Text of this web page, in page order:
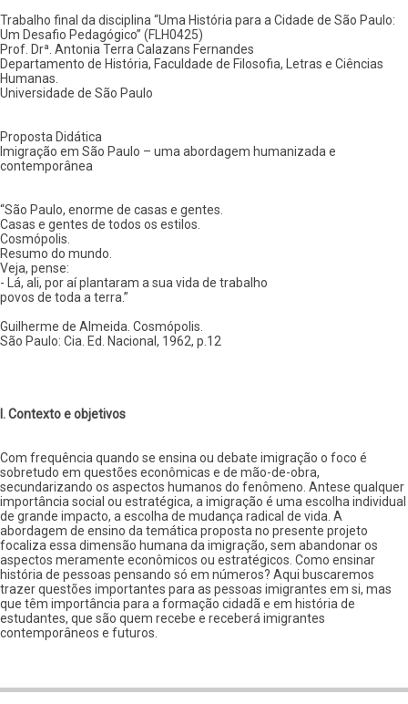
Paulo
–
uma
abordagem
e
Trabalho final da disciplina “Uma História para a Cidade de São Paulo:
Um Desafio Pedagógico” (FLH0425)
Prof. Drª. Antonia Terra Calazans Fernandes
Departamento de História, Faculdade de Filosofia, Letras e Ciências
Humanas.
Universidade de São Paulo
Proposta Didática
Imigração em São Paulo – uma abordagem humanizada e
contemporânea
“São Paulo, enorme de casas e gentes.
Casas e gentes de todos os estilos.
Cosmópolis.
Resumo do mundo.
Veja, pense:
- Lá, ali, por aí plantaram a sua vida de trabalho
povos de toda a terra.”
Guilherme de Almeida. Cosmópolis.
São Paulo: Cia. Ed. Nacional, 1962, p.12
I. Contexto e objetivos
Com frequência quando se ensina ou debate imigração o foco é
sobretudo em questões econômicas e de mão-de-obra,
secundarizando os aspectos humanos do fenômeno. Antese qualquer
importância social ou estratégica, a imigração é uma escolha individual
de grande impacto, a escolha de mudança radical de vida. A
abordagem de ensino da temática proposta no presente projeto
focaliza essa dimensão humana da imigração, sem abandonar os
aspectos meramente econômicos ou estratégicos. Como ensinar
história de pessoas pensando só em números? Aqui buscaremos
trazer questões importantes para as pessoas imigrantes em si, mas
que têm importância para a formação cidadã e em história de
estudantes, que são quem recebe e receberá imigrantes
contemporâneos e futuros.